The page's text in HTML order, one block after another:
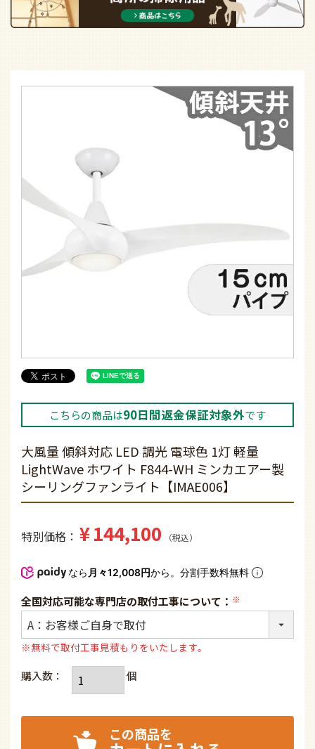
こちらの商品は90日間返金保証対象外です
大風量 傾斜対応 LED 調光 電球色 1灯 軽量
LightWave ホワイト F844-WH ミンカエアー製
シーリングファンライト【IMAE006】
特別価格 ¥144,100 税込
なら 月々12,008円から。分割手数料無料
全国対応可能な専門店の取付工事について：
(必
※無料で取付工事見積もりをいたします。